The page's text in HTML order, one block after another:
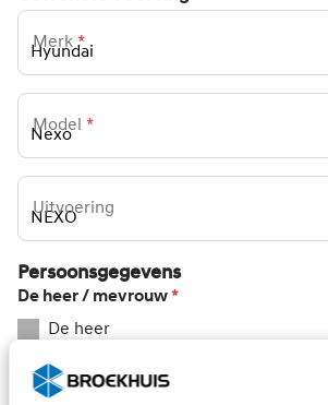
Merk *
Model *
Uitvoering
Persoonsgegevens
De heer / mevrouw*
De heer